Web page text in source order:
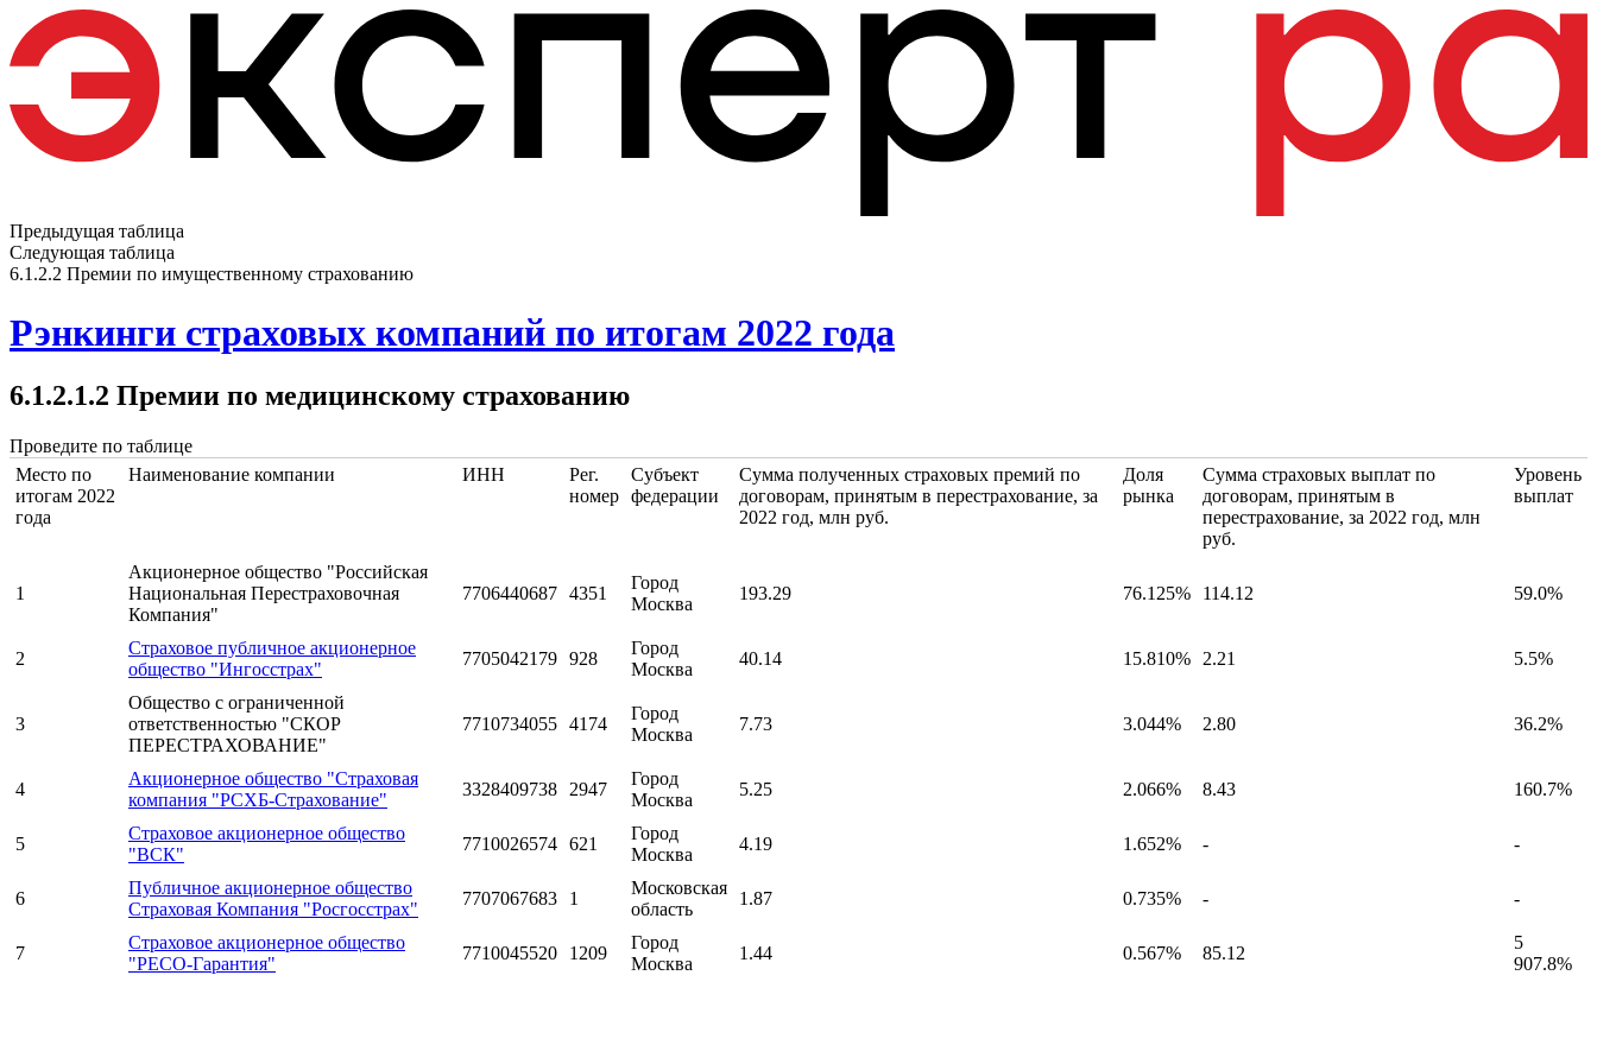
Предыдущая таблица
Следующая таблица
6.1.2.2 Премии по имущественному страхованию
Рэнкинги страховых компаний по итогам 2022 года
6.1.2.1.2 Премии по медицинскому страхованию
Проведите по таблице
Место по
итогам 2022
года
Наименование компании ИНН
Рег.
номер
Субъект
федерации
Сумма полученных страховых премий по
договорам, принятым в перестрахование, за
2022 год, млн руб.
Доля
рынка
Сумма страховых выплат по
договорам, принятым в
перестрахование, за 2022 год, млн
руб.
Уровень
выплат
1
Акционерное общество "Российская
Национальная Перестраховочная
Компания"
7706440687 4351
Город
Москва
193.29 76.125% 114.12 59.0%
2
Страховое публичное акционерное
общество "Ингосстрах"
7705042179 928
Город
Москва
40.14 15.810% 2.21 5.5%
3
Общество с ограниченной
ответственностью "СКОР
ПЕРЕСТРАХОВАНИЕ"
7710734055 4174
Город
Москва
7.73 3.044% 2.80 36.2%
4
Акционерное общество "Страховая
компания "РСХБ-Страхование"
3328409738 2947
Город
Москва
5.25 2.066% 8.43 160.7%
5
Страховое акционерное общество
"ВСК"
7710026574 621
Город
Москва
4.19 1.652% - -
6
Публичное акционерное общество
Страховая Компания "Росгосстрах"
7707067683 1
Московская
область
1.87 0.735% - -
7
Страховое акционерное общество
"РЕСО-Гарантия"
7710045520 1209
Город
Москва
1.44 0.567% 85.12
5
907.8%